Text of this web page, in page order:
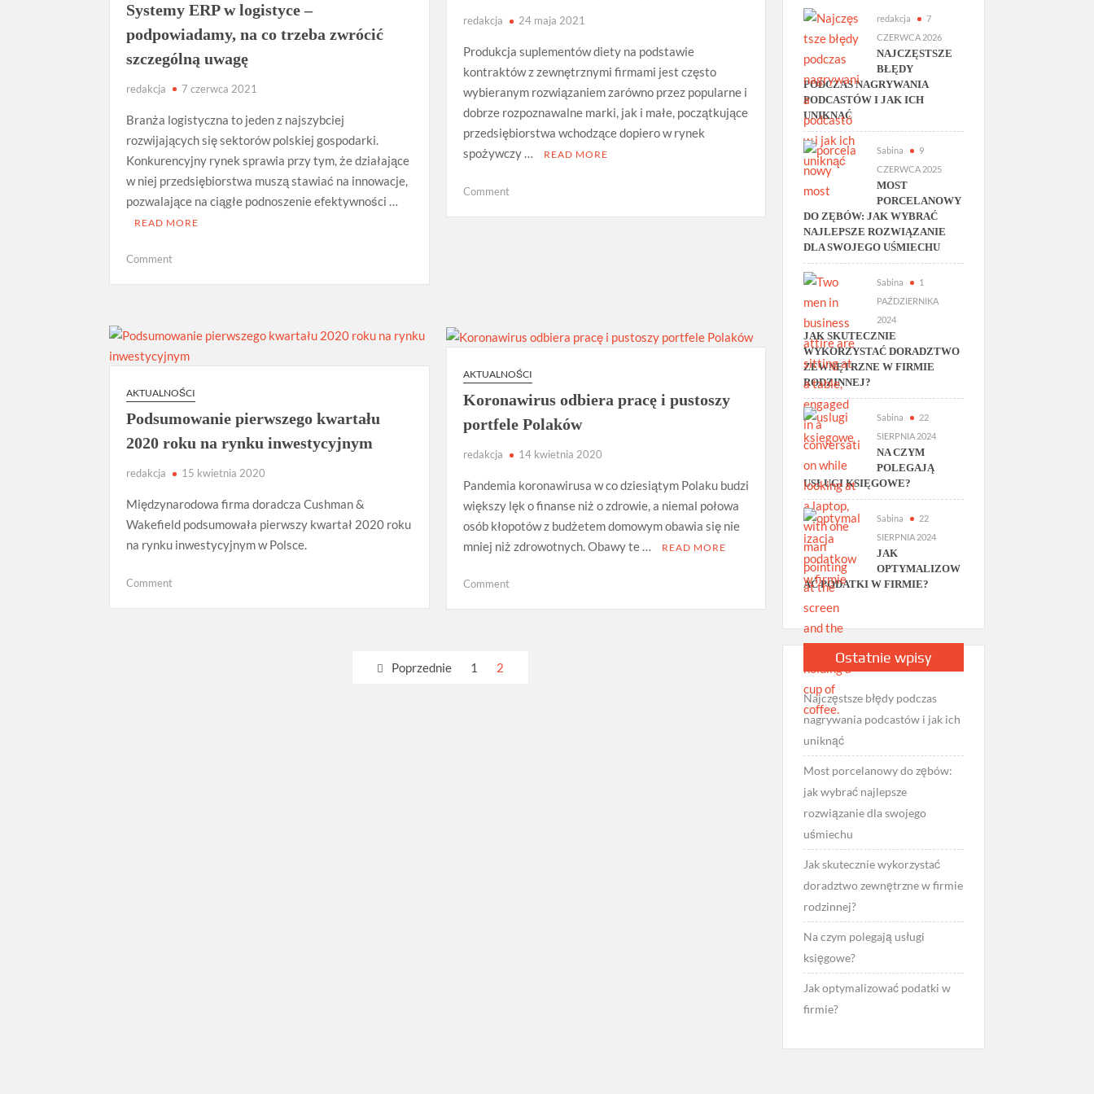
Systemy ERP w logistyce –
podpowiadamy, na co trzeba zwrócić
szczególną uwagę
redakcja 7 czerwca 2021
Branża logistyczna to jeden z najszybciej
rozwijających się sektorów polskiej gospodarki.
Konkurencyjny rynek sprawia przy tym, że działające
w niej przedsiębiorstwa muszą stawiać na innowacje,
pozwalające na ciągłe podnoszenie efektywności …
READ MORE
Commenton
logistyce
podpowiadamy,
co
trzeba
zwrócić
uwagę
redakcja 24 maja 2021
Produkcja suplementów diety na podstawie
kontraktów z zewnętrznymi firmami jest często
wybieranym rozwiązaniem zarówno przez popularne i
dobrze rozpoznawalne marki, jak i małe, początkujące
przedsiębiorstwa wchodzące dopiero w rynek
spożywczy …
READ MORE
Commenton
AKTUALNOŚCI
Podsumowanie pierwszego kwartału
2020 roku na rynku inwestycyjnym
redakcja 15 kwietnia 2020
Międzynarodowa firma doradcza Cushman &
Wakefield podsumowała pierwszy kwartał 2020 roku
na rynku inwestycyjnym w Polsce.
Commenton
AKTUALNOŚCI
Koronawirus odbiera pracę i pustoszy
portfele Polaków
redakcja 14 kwietnia 2020
Pandemia koronawirusa w co dziesiątym Polaku budzi
większy lęk o finanse niż o zdrowie, a niemal połowa
osób kłopotów z budżetem domowym obawia się nie
mniej niż zdrowotnych. Obawy te …
READ MORE
Commenton
Poprzednie 1 2
redakcja
7
CZERWCA 2026
NAJCZĘSTSZE
BŁĘDY
PODCZAS NAGRYWANIA
PODCASTÓW I JAK ICH
UNIKNĄĆ
Sabina
9
CZERWCA 2025
MOST
PORCELANOWY
DO ZĘBÓW: JAK WYBRAĆ
NAJLEPSZE ROZWIĄZANIE
DLA SWOJEGO UŚMIECHU
Sabina
1
PAŹDZIERNIKA
2024
JAK SKUTECZNIE
WYKORZYSTAĆ DORADZTWO
ZEWNĘTRZNE W FIRMIE
RODZINNEJ?
Sabina
22
SIERPNIA 2024
NA CZYM
POLEGAJĄ
USŁUGI KSIĘGOWE?
Sabina
22
SIERPNIA 2024
JAK
OPTYMALIZOW
AĆ PODATKI W FIRMIE?
Ostatnie wpisy
Najczęstsze błędy podczas
nagrywania podcastów i jak ich
uniknąć
Most porcelanowy do zębów:
jak wybrać najlepsze
rozwiązanie dla swojego
uśmiechu
Jak skutecznie wykorzystać
doradztwo zewnętrzne w firmie
rodzinnej?
Na czym polegają usługi
księgowe?
Jak optymalizować podatki w
firmie?